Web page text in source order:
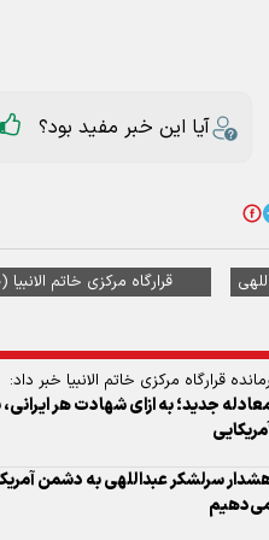
آیا این خبر مفید بود؟
قرارگاه مرکزی خاتم
قرارگاه مرکزی خاتم الانبیا خبر داد:
جدید؛ به ازای شهادت هر
سرلشکر عبداللهی به دشمن